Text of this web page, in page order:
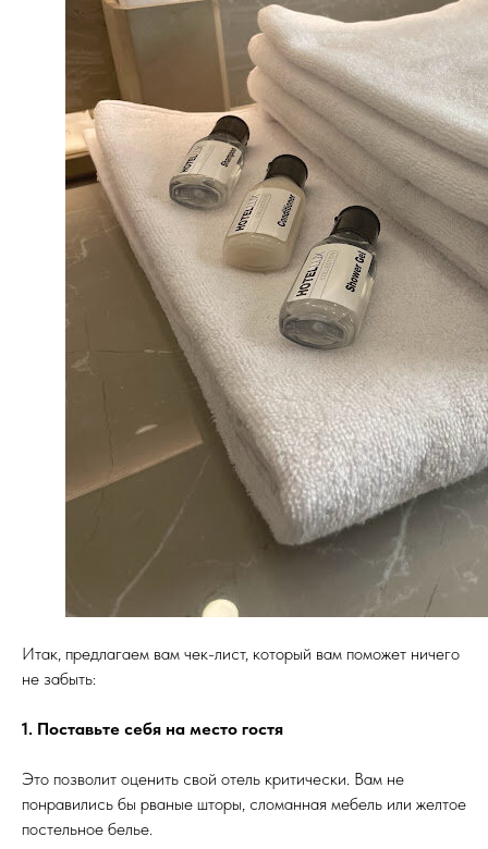
Итак, предлагаем вам чек-лист, который вам поможет ничего
не забыть:
1. Поставьте себя на место гостя
Это позволит оценить свой отель критически. Вам не
понравились бы рваные шторы, сломанная мебель или желтое
постельное белье.